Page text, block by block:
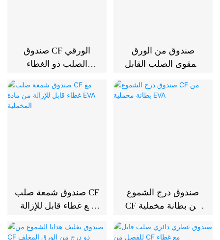
صندوق CF الورقي
الصلب ذو الغطاء
للإزالة مع علبة شمعة
برقبة مع بطانة مخملية
صندوق من الورق
المقوى الصلب القابل
صندوق للعلاج بالروائح
صندوق شمعة صلب CF
مع غطاء قابل للإزالة
صندوق درج الشموع
CF من بطانة مخملية